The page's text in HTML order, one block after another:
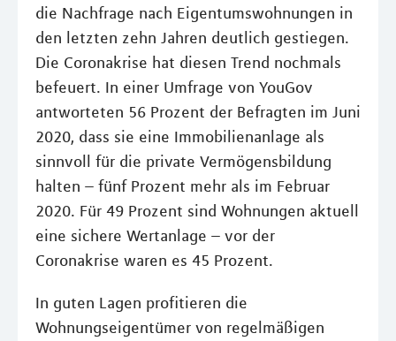
die Nachfrage nach Eigentumswohnungen in
den letzten zehn Jahren deutlich gestiegen.
Die Coronakrise hat diesen Trend nochmals
befeuert. In einer Umfrage von YouGov
antworteten 56 Prozent der Befragten im Juni
2020, dass sie eine Immobilienanlage als
sinnvoll für die private Vermögensbildung
halten – fünf Prozent mehr als im Februar
2020. Für 49 Prozent sind Wohnungen aktuell
eine sichere Wertanlage – vor der
Coronakrise waren es 45 Prozent.
In guten Lagen profitieren die
Wohnungseigentümer von regelmäßigen